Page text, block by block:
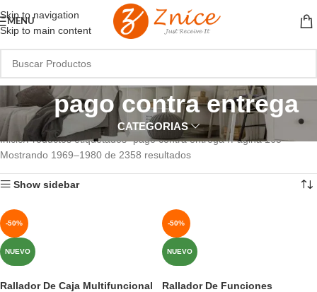
Skip to navigation
Skip to main content
MENU
pago contra entrega
CATEGORIAS
Inicio Productos etiquetados “pago contra entrega” Página 165
Mostrando 1969–1980 de 2358 resultados
Show sidebar
-50%
NUEVO
Rallador De Caja Multifuncional
-50%
NUEVO
Rallador De Funciones